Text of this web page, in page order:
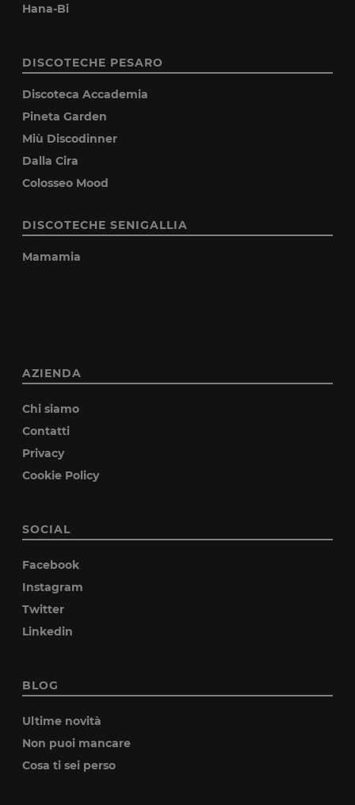
Hana-Bi
DISCOTECHE PESARO
Discoteca Accademia
Pineta Garden
Miù Discodinner
Dalla Cira
Colosseo Mood
DISCOTECHE SENIGALLIA
Mamamia
AZIENDA
Chi siamo
Contatti
Privacy
Cookie Policy
SOCIAL
Facebook
Instagram
Twitter
Linkedin
BLOG
Ultime novità
Non puoi mancare
Cosa ti sei perso